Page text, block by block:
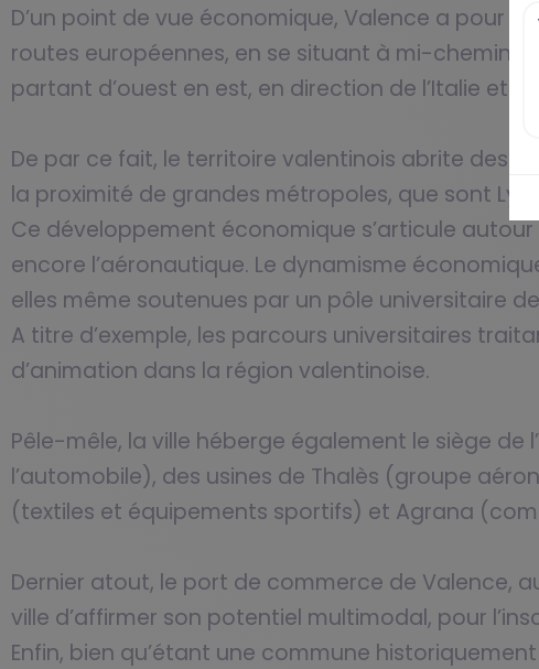
D’un point de vue économique, Valence a pour
routes européennes, en se situant à mi-chemin
partant d’ouest en est, en direction de l’Italie et
De par ce fait, le territoire valentinois abrite des
la proximité de grandes métropoles, que sont
Ce développement économique s’articule
encore l’aéronautique. Le dynamisme
elles même soutenues par un pôle universitaire
A titre d’exemple, les parcours universitaires
d’animation dans la région valentinoise.
Pêle-mêle, la ville héberge également le siège
l’automobile), des usines de Thalès (groupe
(textiles et équipements sportifs) et Agrana
Dernier atout, le port de commerce de Valence,
ville d’affirmer son potentiel multimodal, pour
Enfin, bien qu’étant une commune